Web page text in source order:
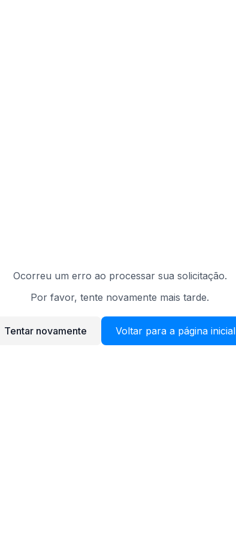
Ocorreu um erro ao processar sua solicitação.
Por favor, tente novamente mais tarde.
Tentar novamente Voltar para a página inicial